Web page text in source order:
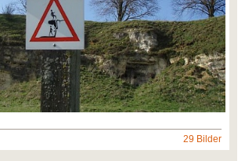
29 Bilder